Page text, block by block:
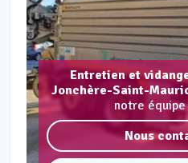
Entretien et
Jonchère-Saint-
notre
Nous